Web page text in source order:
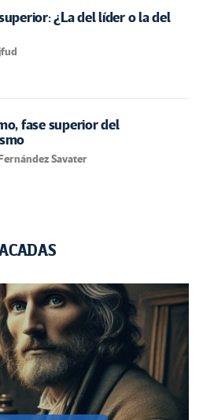
¿La del líder o la del
fase superior del
Savater